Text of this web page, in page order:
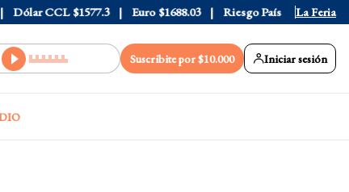
CCL $1577.3 Euro $1688.03 Riesgo País 408 La Feria
Suscribite por $10.000 Iniciar sesión